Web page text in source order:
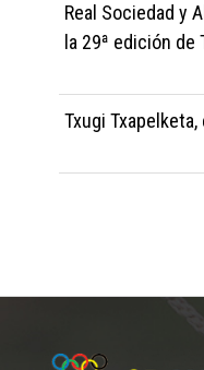
Real Sociedad y
la 29ª edición de
Txugi